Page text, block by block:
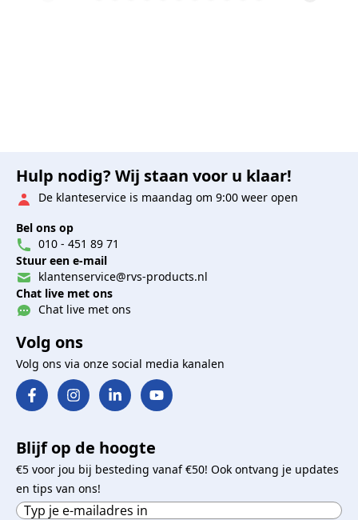
Hulp nodig? Wij staan voor u klaar!
De klanteservice is maandag om 9:00 weer open
Bel ons op
010 - 451 89 71
Stuur een e-mail
klantenservice@rvs-products.nl
Chat live met ons
Chat live met ons
Volg ons
Volg ons via onze social media kanalen
Blijf op de hoogte
€5 voor jou bij besteding vanaf €50! Ook ontvang je updates
en tips van ons!